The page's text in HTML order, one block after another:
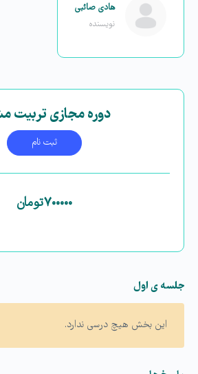
هادی صائبی
نویسنده
دوره مجازی تربیت
ثبت نام
۷۰۰۰۰۰تومان
جلسه ی اول
این بخش هیچ درسی ندارد.